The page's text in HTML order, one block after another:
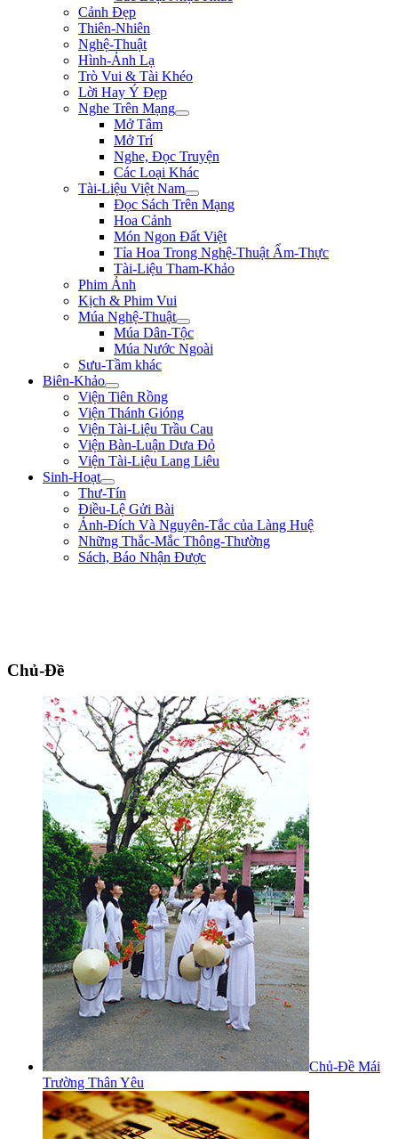
Cảnh Đẹp
Thiên-Nhiên
Nghệ-Thuật
Hình-Ảnh Lạ
Trò Vui & Tài Khéo
Lời Hay Ý Đẹp
Nghe Trên Mạng
Mở Tâm
Mở Trí
Nghe, Đọc Truyện
Các Loại Khác
Tài-Liệu Việt Nam
Đọc Sách Trên Mạng
Hoa Cảnh
Món Ngon Đất Việt
Tỉa Hoa Trong Nghệ-Thuật Ẩm-Thực
Tài-Liệu Tham-Khảo
Phim Ảnh
Kịch & Phim Vui
Múa Nghệ-Thuật
Múa Dân-Tộc
Múa Nước Ngoài
Sưu-Tầm khác
Biên-Khảo
Viện Tiên Rồng
Viện Thánh Gióng
Viện Tài-Liệu Trầu Cau
Viện Bàn-Luận Dưa Đỏ
Viện Tài-Liệu Lang Liêu
Sinh-Hoạt
Thư-Tín
Điều-Lệ Gửi Bài
Ảnh-Đích Và Nguyên-Tắc của Làng Huệ
Những Thắc-Mắc Thông-Thường
Sách, Báo Nhận Được
Chủ-Đề
Chủ-Đề Mái
Trường Thân Yêu